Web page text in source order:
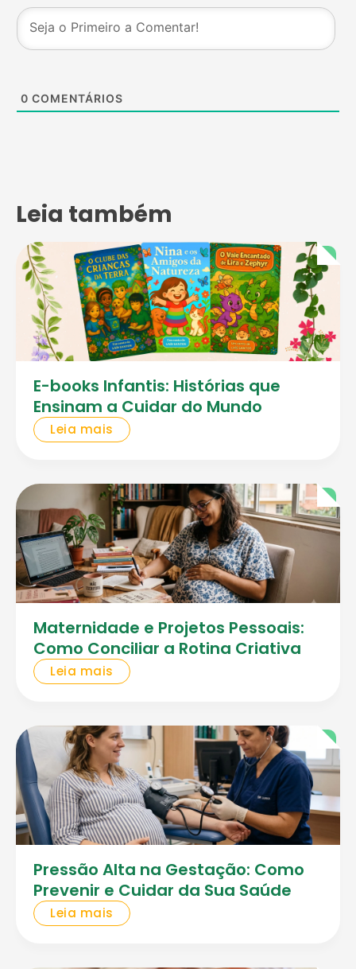
0 COMENTÁRIOS
Leia também
E-books Infantis: Histórias que
Ensinam a Cuidar do Mundo
Leia mais
Maternidade e Projetos Pessoais:
Como Conciliar a Rotina Criativa
Leia mais
Pressão Alta na Gestação: Como
Prevenir e Cuidar da Sua Saúde
Leia mais